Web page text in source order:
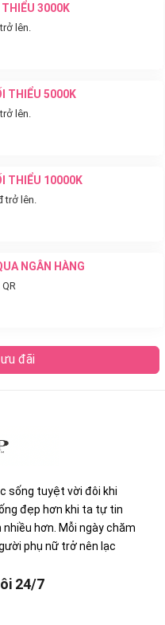
THIỂU 3000K
lên.
THIỂU 5000K
lên.
THIỂU 10000K
trở lên.
NGÂN HÀNG
đãi
sống tuyệt vời đôi khi
đẹp hơn khi ta tự tin
hơn. Mỗi ngày chăm
phụ nữ trở nên lạc
24/7